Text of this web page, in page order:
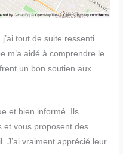
tout de suite ressenti
m’a aidé à comprendre le
un bon soutien aux
et bien informé. Ils
et vous proposent des
J’ai vraiment apprécié leur